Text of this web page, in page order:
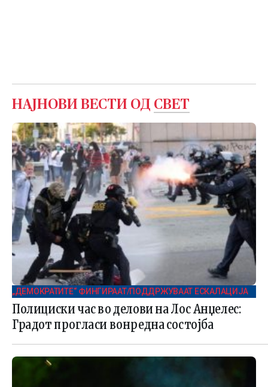
НАЈНОВИ ВЕСТИ ОД СВЕТ
„ДЕМОКРАТИТЕ“ ФИНГИРААТ/ПОДДРЖУВААТ ЕСКАЛАЦИЈА
Полициски час во делови на Лос Анџелес:
Градот прогласи вонредна состојба